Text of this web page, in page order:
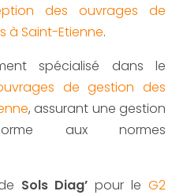
des ouvrages de
à Saint-Etienne.
spécialisé dans le
de gestion des
, assurant une gestion
aux normes
Sols Diag’ pour le G2